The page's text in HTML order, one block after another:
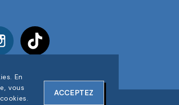
Instagram
En
vous
ACCEPTEZ